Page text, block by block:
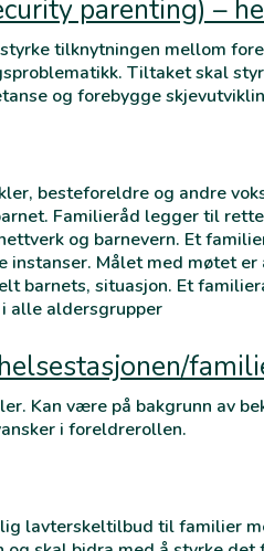
parenting) –
tilknytningen mellom
Tiltaket skal
og forebygge
besteforeldre og andre
Familieråd legger til
og barnevern. Et
Målet med møtet
barnets, situasjon. Et
alle aldersgrupper
Kan være på bakgrunn av
i foreldrerollen.
lavterskeltilbud til familier